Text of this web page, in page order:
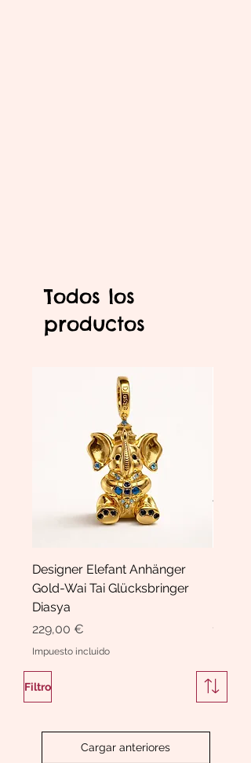
Todos los
productos
Designer Elefant Anhänger
Gold-Wai Tai Glücksbringer
Diasya
Precio
229,00 €
Impuesto incluido
Precio
189,00
Filtro
Cargar anteriores